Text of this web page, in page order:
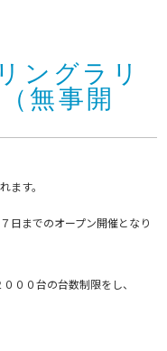
ングラリ
無事開
ます。
日までのオープン開催となり
００台の台数制限をし、